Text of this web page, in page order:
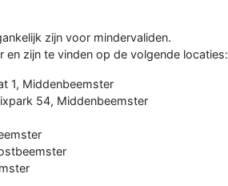
zijn voor mindervaliden.
en zijn te vinden op de volgende locaties:
1, Middenbeemster
54, Middenbeemster